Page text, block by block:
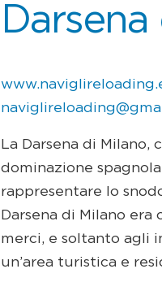
La Darsena di
dominazione
rappresentare lo
Darsena di Milano
merci, e soltanto agli
un’area turistica e